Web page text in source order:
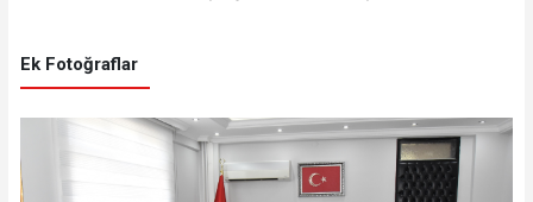
Ek Fotoğraflar